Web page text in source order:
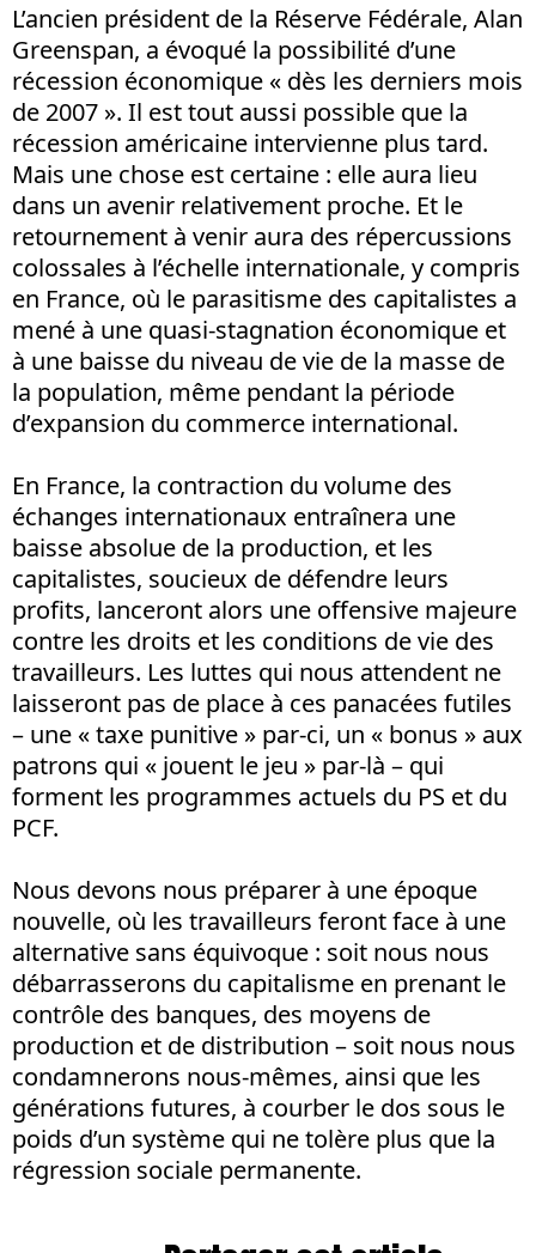
L’ancien président de la Réserve Fédérale, Alan
Greenspan, a évoqué la possibilité d’une
récession économique « dès les derniers mois
de 2007 ». Il est tout aussi possible que la
récession américaine intervienne plus tard.
Mais une chose est certaine : elle aura lieu
dans un avenir relativement proche. Et le
retournement à venir aura des répercussions
colossales à l’échelle internationale, y compris
en France, où le parasitisme des capitalistes a
mené à une quasi-stagnation économique et
à une baisse du niveau de vie de la masse de
la population, même pendant la période
d’expansion du commerce international.
En France, la contraction du volume des
échanges internationaux entraînera une
baisse absolue de la production, et les
capitalistes, soucieux de défendre leurs
profits, lanceront alors une offensive majeure
contre les droits et les conditions de vie des
travailleurs. Les luttes qui nous attendent ne
laisseront pas de place à ces panacées futiles
– une « taxe punitive » par-ci, un « bonus » aux
patrons qui « jouent le jeu » par-là – qui
forment les programmes actuels du PS et du
PCF.
Nous devons nous préparer à une époque
nouvelle, où les travailleurs feront face à une
alternative sans équivoque : soit nous nous
débarrasserons du capitalisme en prenant le
contrôle des banques, des moyens de
production et de distribution – soit nous nous
condamnerons nous-mêmes, ainsi que les
générations futures, à courber le dos sous le
poids d’un système qui ne tolère plus que la
régression sociale permanente.